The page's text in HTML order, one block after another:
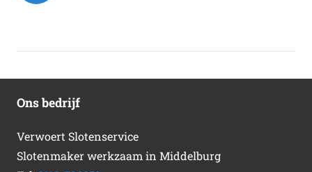
Ons bedrijf
Verwoert Slotenservice
Slotenmaker werkzaam in Middelburg